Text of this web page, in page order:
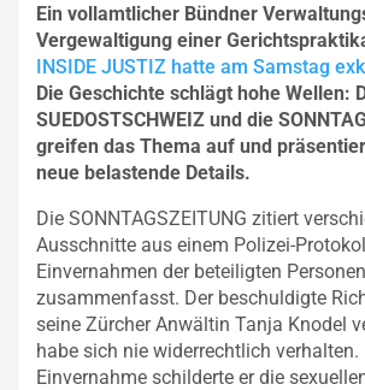
Ein vollamtlicher Bündner
Vergewaltigung einer
INSIDE JUSTIZ hatte am Samstag
Die Geschichte schlägt hohe Wellen:
SUEDOSTSCHWEIZ und die
greifen das Thema auf und
neue belastende Details.
Die SONNTAGSZEITUNG zitiert
Ausschnitte aus einem Polizei-
Einvernahmen der beteiligten Personen
zusammenfasst. Der beschuldigte
seine Zürcher Anwältin Tanja Knodel
habe sich nie widerrechtlich verhalten.
Einvernahme schilderte er die